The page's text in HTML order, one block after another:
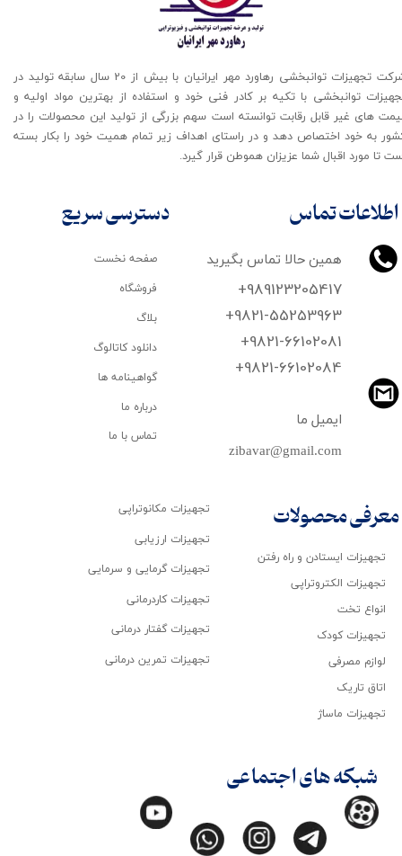
اطلاعات تماس
همین حالا تماس بگیرید
+989123205417
+9821-55253963
+9821-66102081
​​​​​​​+9821-66102084
zibavar@gmail.com
ایمیل ما
شرکت تجهیزات توانبخشی رهاورد مهر ایرانیان با بیش از 20 سال سابقه تولید در
توانبخشی با تکیه بر کادر فنی خود و استفاده از بهترین مواد اولیه و
های غیر قابل رقابت توانسته است سهم بزرگی از تولید این محصولات را در
به خود اختصاص دهد و در راستای اهداف زیر تمام همیت خود را بکار بسته
تا مورد اقبال شما عزیزان هموطن قرار گیرد​​​​​​​.
تجهیزات ایستادن و راه رفتن
تجهیزات الکتروتراپی
انواع تخت
تجهیزات کودک
لوازم مصرفی
اتاق تاریک
تجهیزات ماساژ
صفحه نخست
فروشگاه
بلاگ
دانلود کاتالوگ
گواهینامه ها
درباره ما
تماس با ما
تجهیزات مکانوتراپی
تجهیزات ارزیابی
تجهیزات گرمایی و سرمایی
تجهیزات کاردرمانی
تجهیزات گفتار درمانی
تجهیزات تمرین درمانی
دسترسی سریع
معرفی محصولات
شبکه های اجتماعی